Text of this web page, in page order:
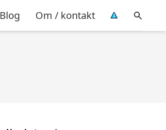
Blog Om / kontakt